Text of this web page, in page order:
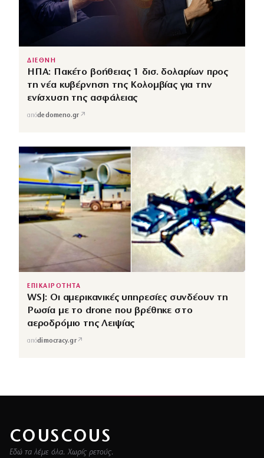
ΔΙΕΘΝΗ
ΗΠΑ: Πακέτο βοήθειας 1 δισ. δολαρίων προς
τη νέα κυβέρνηση της Κολομβίας για την
ενίσχυση της ασφάλειας
απόdedomeno.gr ↗
ΕΠΙΚΑΙΡΟΤΗΤΑ
WSJ: Οι αμερικανικές υπηρεσίες συνδέουν τη
Ρωσία με το drone που βρέθηκε στο
αεροδρόμιο της Λειψίας
απόdimocracy.gr↗
COUSCOUS
Εδώ τα λέμε όλα. Χωρίς ρετούς.